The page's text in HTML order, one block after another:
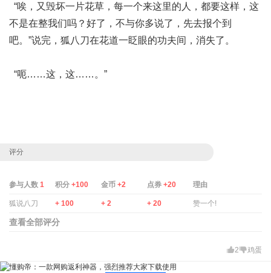
“唉，又毁坏一片花草，每一个来这里的人，都要这样，这
不是在整我们吗？好了，不与你多说了，先去报个到
吧。”说完，狐八刀在花道一眨眼的功夫间，消失了。
“呃……这，这……。”
评分
参与人数 1 积分 +100 金币 +2 点券 +20 理由
狐说八刀 + 100 + 2 + 20 赞一个!
查看全部评分
2 鸡蛋